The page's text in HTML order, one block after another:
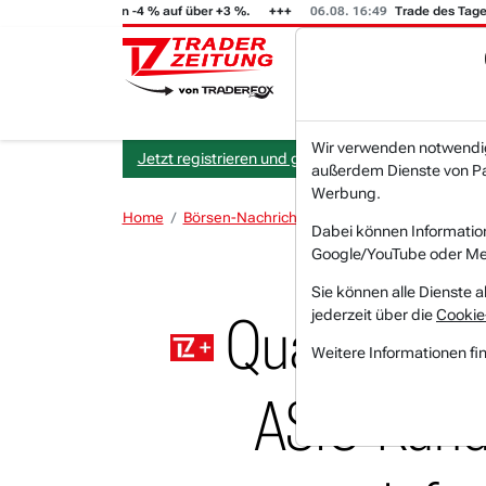
(i) steigt von -4 % auf über +3 %. 06.08. 16:49 Trade des Tages
Jetzt registrieren und gratis Artikel lesen.
Home Börsen-Nachrichten
ASIC-
Wir verwenden
außerdem Dienste von
Werbung.
Dabei können
Google/YouTube oder
Sie können alle Dienste
jederzeit über die
Weitere Informationen